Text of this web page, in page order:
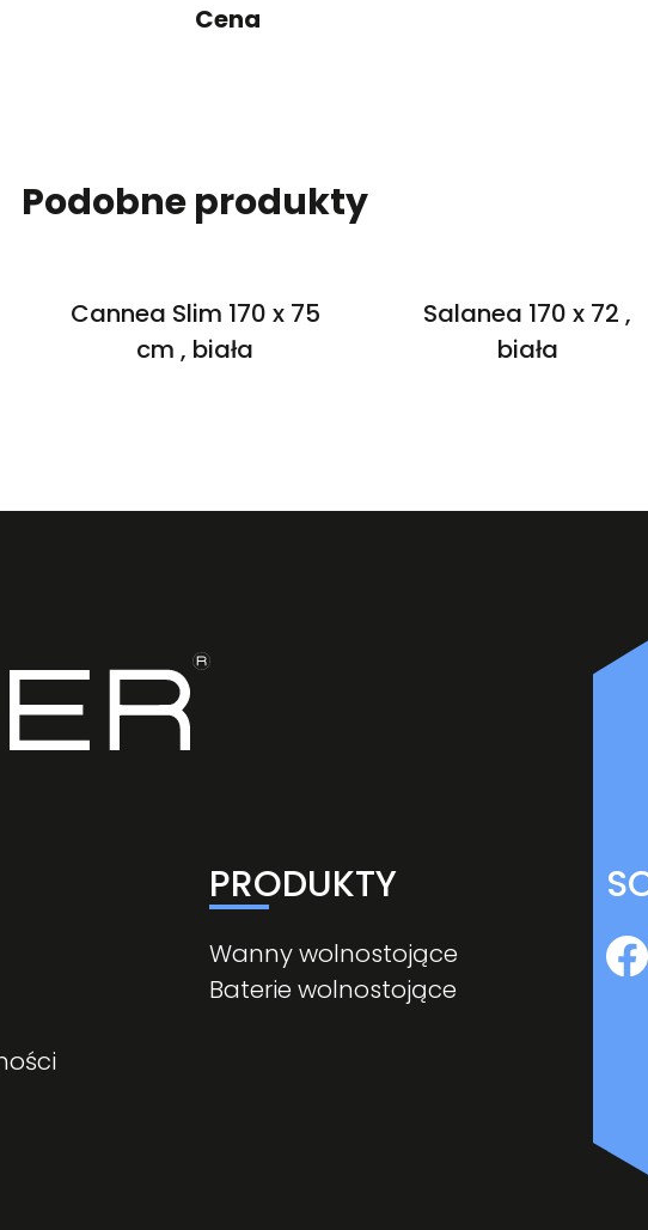
Cena
Podobne produkty
Cannea Slim 170 x 75
cm , biała
Salanea 170 x 72 ,
biała
PRODUKTY
Wanny wolnostojące
Baterie wolnostojące